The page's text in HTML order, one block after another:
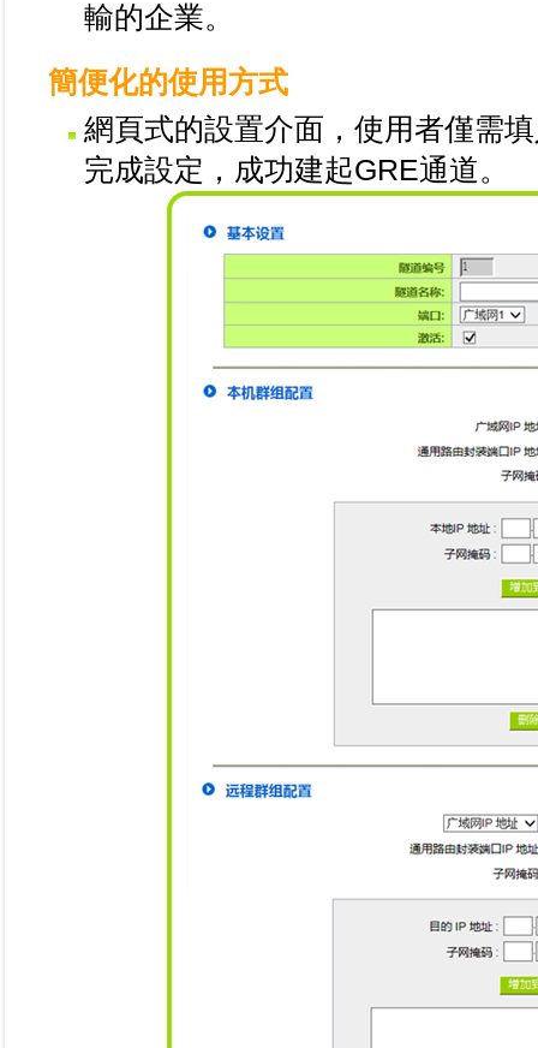
輸的企業。
簡便化的使用方式
網頁式的設置介面，使用者僅需
完成設定，成功建起GRE通道。